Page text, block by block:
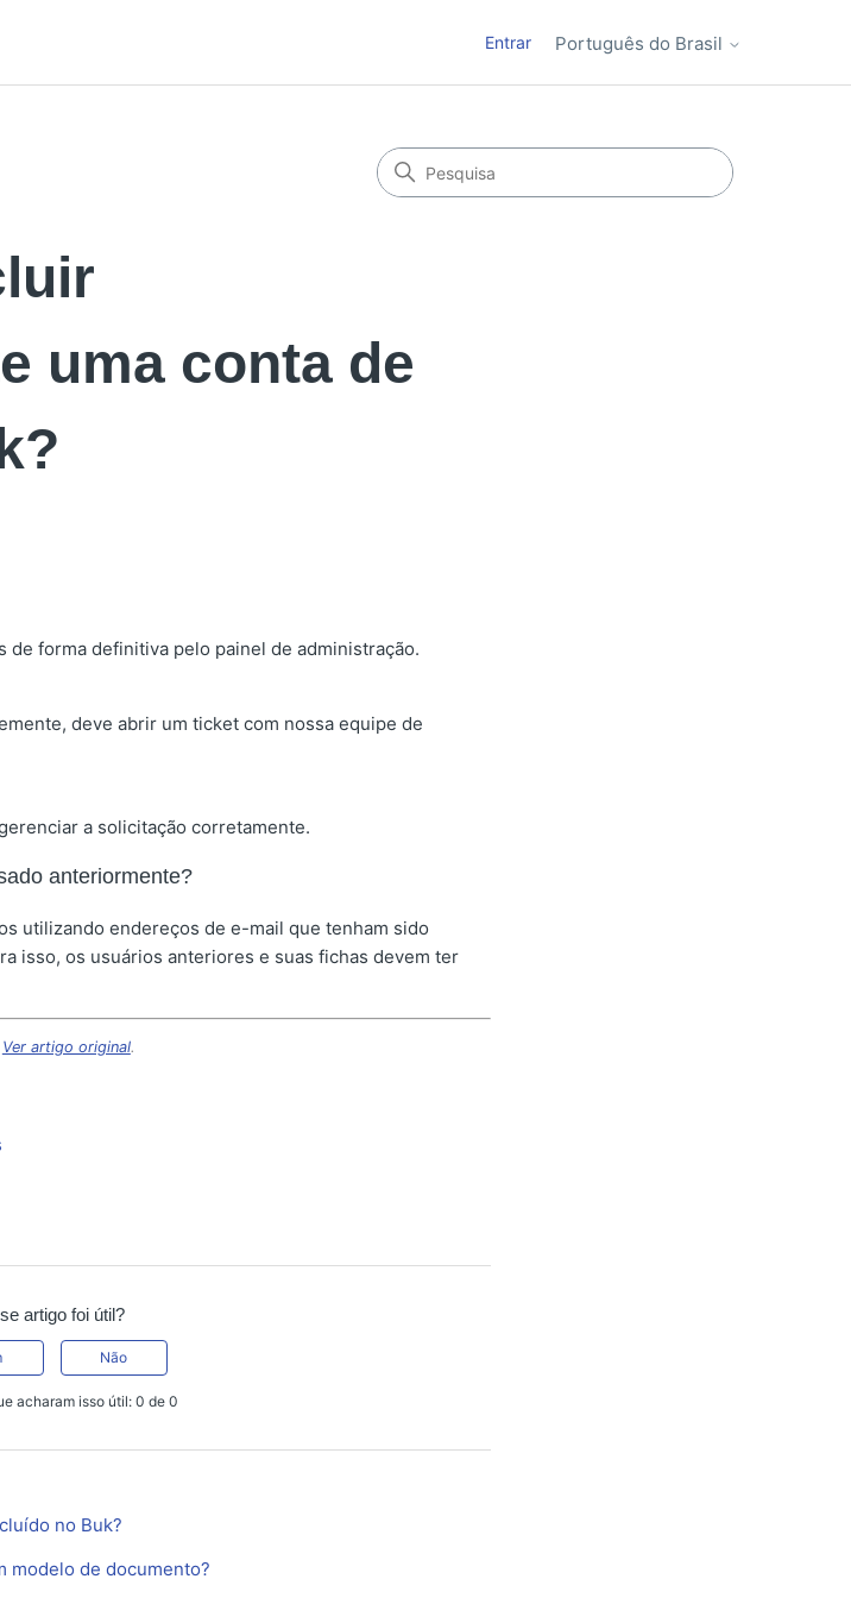
Entrar Português do Brasil
uma conta de
de forma definitiva pelo painel de administração.
deve abrir um ticket com nossa equipe de
a solicitação corretamente.
anteriormente?
utilizando endereços de e-mail que tenham sido
isso, os usuários anteriores e suas fichas devem ter
Ver artigo original.
artigo foi útil?
Não
acharam isso útil: 0 de 0
no Buk?
modelo de documento?